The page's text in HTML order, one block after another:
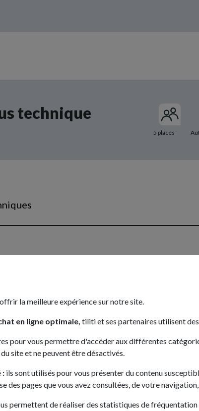
la meilleure expérience sur notre site.
en ligne optimale, tiliti et ses partenaires utilisent
pour vous permettre d'accéder aux différentes
site et ne peuvent être désactivés.
: ils sont utilisés pour vous présenter du contenu
des pages que vous avez consultées, de votre
permettent de réaliser des statistiques de
technique
5 places